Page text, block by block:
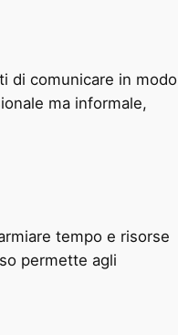
di comunicare in modo
ma informale,
tempo e risorse
permette agli